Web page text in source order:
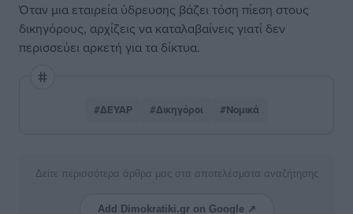
Όταν μια εταιρεία ύδρευσης βάζει τόση πίεση στους
δικηγόρους, αρχίζεις να καταλαβαίνεις γιατί δεν
περισσεύει αρκετή για τα δίκτυα.
#ΔΕΥΑΡ #Δικηγόροι #Νομικά
Δείτε περισσότερα άρθρα μας στα αποτελέσματα αναζήτησης
Add Dimokratiki.gr on Google ↗